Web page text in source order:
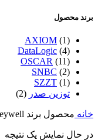
برند محصول
AXIOM (1)
DataLogic (4)
OSCAR (11)
SNBC (2)
SZZT (1)
توزین صدر (2)
خانه محصول برند
در حال نمایش یک نتیجه